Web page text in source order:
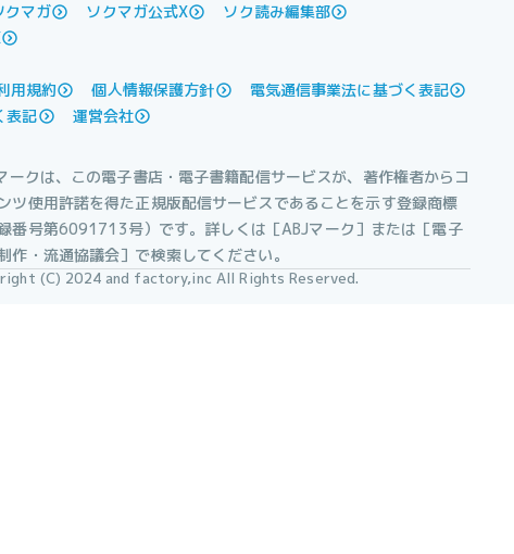
クマガ ソクマガ公式X
ソク読み編集部
用規約 個人情報保護方針
電気通信事業法に基づく表記
表記
運営会社
ークは、この電子書店・電子書籍配信サービスが、著作権者からコ
ツ使用許諾を得た正規版配信サービスであることを示す登録商標
録番号第6091713号）です。詳しくは［ABJマーク］または［電子
作・流通協議会］で検索してください。
(C) 2024 and factory,inc All Rights Reserved.